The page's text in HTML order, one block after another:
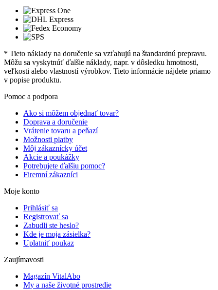
* Tieto náklady na doručenie sa vzťahujú na štandardnú prepravu.
Môžu sa vyskytnúť ďalšie náklady, napr. v dôsledku hmotnosti,
veľkosti alebo vlastností výrobkov. Tieto informácie nájdete priamo
v popise produktu.
Pomoc a podpora
Ako si môžem objednať tovar?
Doprava a doručenie
Vrátenie tovaru a peňazí
Možnosti platby
Môj zákaznícky účet
Akcie a poukážky
Potrebujete ďalšiu pomoc?
Firemní zákazníci
Moje konto
Prihlásiť sa
Registrovať sa
Zabudli ste heslo?
Kde je moja zásielka?
Uplatniť poukaz
Zaujímavosti
Magazín VitalAbo
My a naše životné prostredie